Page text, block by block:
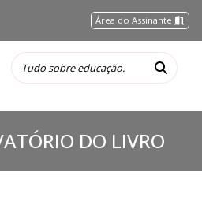
Área do Assinante
DO LIVRO